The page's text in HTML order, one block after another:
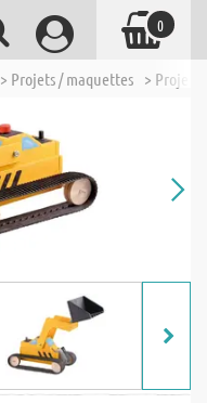
> Projets / maquettes > Projets
0